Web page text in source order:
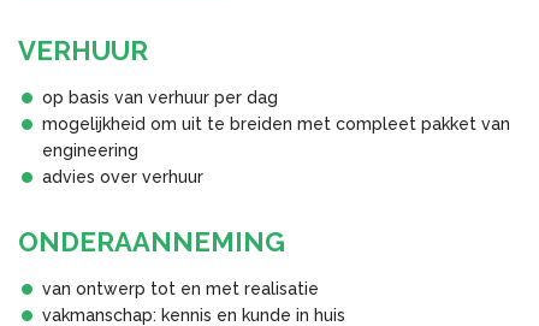
VERHUUR
op basis van verhuur per dag
mogelijkheid om uit te breiden met compleet pakket van
engineering
advies over verhuur
ONDERAANNEMING
van ontwerp tot en met realisatie
vakmanschap: kennis en kunde in huis